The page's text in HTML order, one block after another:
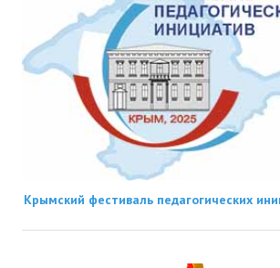
Крымский фестиваль педагогических